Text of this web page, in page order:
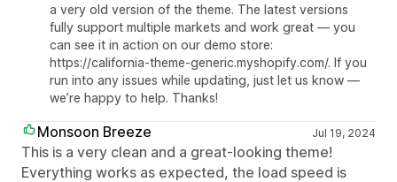
a very old version of the theme. The latest versions
fully support multiple markets and work great — you
can see it in action on our demo store:
https://california-theme-generic.myshopify.com/. If you
run into any issues while updating, just let us know —
we’re happy to help. Thanks!
Monsoon Breeze Jul 19, 2024
This is a very clean and a great-looking theme!
Everything works as expected, the load speed is